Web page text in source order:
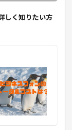
しく知りたい方